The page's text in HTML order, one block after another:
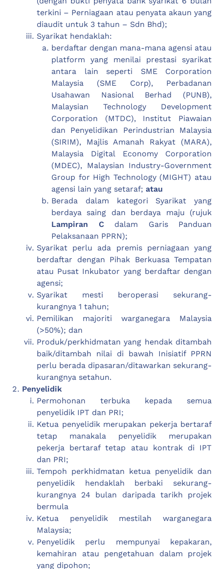
terkini – Perniagaan atau penyata akaun yang
diaudit untuk 3 tahun – Sdn Bhd);
Syarikat hendaklah:
berdaftar dengan mana-mana agensi atau
platform yang menilai prestasi syarikat
antara lain seperti SME Corporation
Malaysia (SME Corp), Perbadanan
Usahawan Nasional Berhad (PUNB),
Malaysian Technology Development
Corporation (MTDC), Institut Piawaian
dan Penyelidikan Perindustrian Malaysia
(SIRIM), Majlis Amanah Rakyat (MARA),
Malaysia Digital Economy Corporation
(MDEC), Malaysian Industry-Government
Group for High Technology (MIGHT) atau
agensi lain yang setaraf; atau
Berada dalam kategori Syarikat yang
berdaya saing dan berdaya maju (rujuk
Lampiran C dalam Garis Panduan
Pelaksanaan PPRN);
Syarikat perlu ada premis perniagaan yang
berdaftar dengan Pihak Berkuasa Tempatan
atau Pusat Inkubator yang berdaftar dengan
agensi;
Syarikat mesti beroperasi sekurang-
kurangnya 1 tahun;
Pemilikan majoriti warganegara Malaysia
(>50%); dan
Produk/perkhidmatan yang hendak ditambah
baik/ditambah nilai di bawah Inisiatif PPRN
perlu berada dipasaran/ditawarkan sekurang-
kurangnya setahun.
Penyelidik
Permohonan terbuka kepada semua
penyelidik IPT dan PRI;
Ketua penyelidik merupakan pekerja bertaraf
tetap manakala penyelidik merupakan
pekerja bertaraf tetap atau kontrak di IPT
dan PRI;
Tempoh perkhidmatan ketua penyelidik dan
penyelidik hendaklah berbaki sekurang-
kurangnya 24 bulan daripada tarikh projek
bermula
Ketua penyelidik mestilah warganegara
Malaysia;
Penyelidik perlu mempunyai kepakaran,
kemahiran atau pengetahuan dalam projek
yang dipohon;